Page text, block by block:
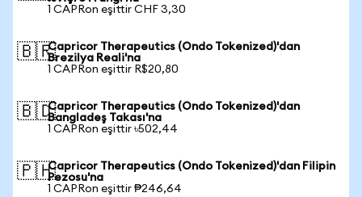
1 CAPRon eşittir CHF 3,30
🇧🇷Capricor Therapeutics (Ondo Tokenized)'dan
Brezilya Reali'na
1 CAPRon eşittir R$20,80
🇧🇩Capricor Therapeutics (Ondo Tokenized)'dan
Bangladeş Takası'na
1 CAPRon eşittir ৳502,44
🇵🇭Capricor Therapeutics (Ondo Tokenized)'dan Filipin
Pezosu'na
1 CAPRon eşittir ₱246,64